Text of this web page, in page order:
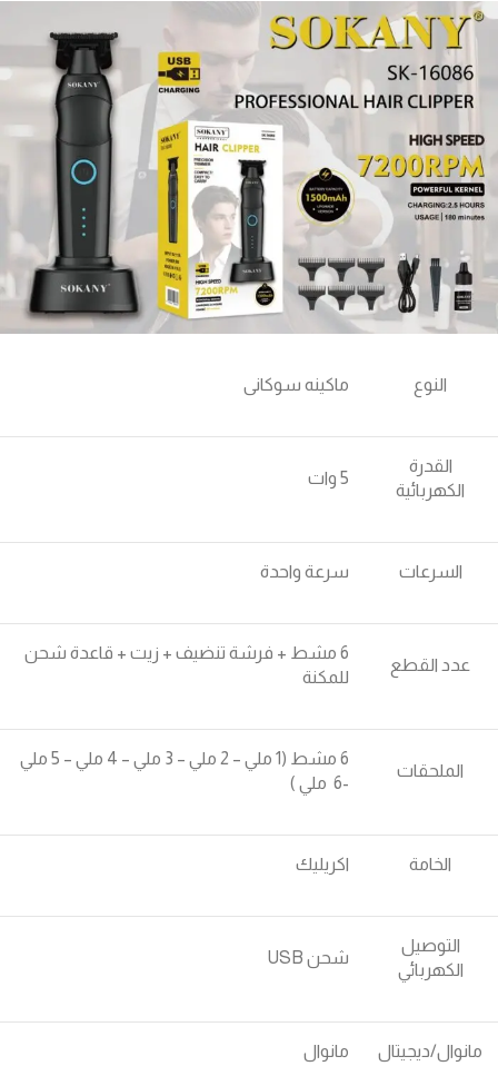
النوع ماكينه سوكانى
القدرة
الكهربائية
5 وات
السرعات سرعة واحدة
عدد القطع
6 مشط + فرشة تنضيف + زيت + قاعدة شحن
للمكنة
الملحقات
6 مشط (1 ملي – 2 ملي – 3 ملي – 4 ملي – 5 ملي
-6 ملي )
الخامة اكريليك
التوصيل
الكهربائي
شحن USB
مانوال/ديجيتال مانوال